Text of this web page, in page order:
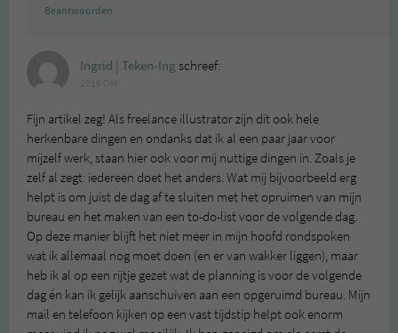
Beantwoorden
Ingrid | Teken-Ing schreef:
Fijn artikel zeg! Als freelance illustrator zijn dit ook hele
herkenbare dingen en ondanks dat ik al een paar jaar voor
mijzelf werk, staan hier ook voor mij nuttige dingen in. Zoals je
zelf al zegt: iedereen doet het anders. Wat mij bijvoorbeeld erg
helpt is om juist de dag af te sluiten met het opruimen van mijn
bureau en het maken van een to-do-list voor de volgende dag.
Op deze manier blijft het niet meer in mijn hoofd rondspoken
wat ik allemaal nog moet doen (en er van wakker liggen), maar
heb ik al op een rijtje gezet wat de planning is voor de volgende
dag én kan ik gelijk aanschuiven aan een opgeruimd bureau. Mijn
mail en telefoon kijken op een vast tijdstip helpt ook enorm